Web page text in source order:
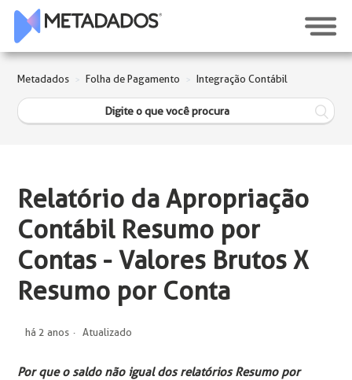
Metadados Folha de Pagamento Integração Contábil
Relatório da Apropriação
Contábil Resumo por
Contas - Valores Brutos X
Resumo por Conta
há 2 anos Atualizado
Por que o saldo não igual dos relatórios Resumo por